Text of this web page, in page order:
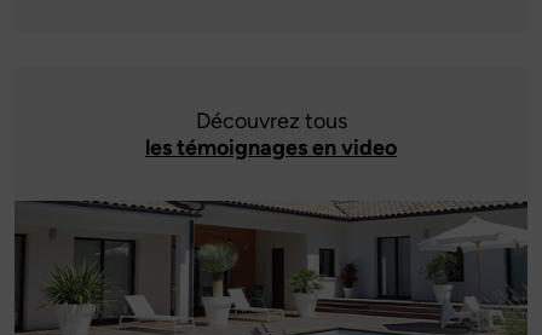
Découvrez tous
les témoignages en video